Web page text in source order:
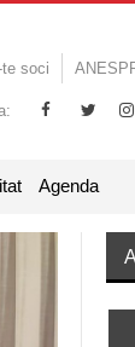
te soci
Agenda